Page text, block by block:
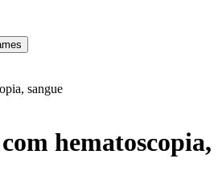
sangue
hematoscopia,